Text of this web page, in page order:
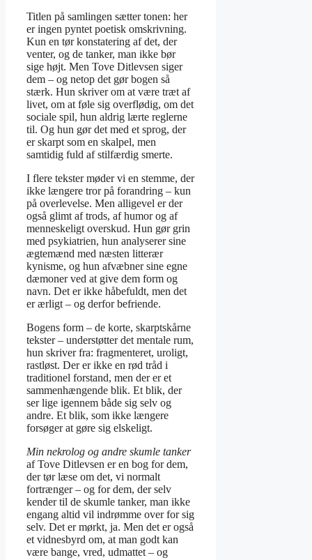
Titlen på samlingen sætter tonen: her
er ingen pyntet poetisk omskrivning.
Kun en tør konstatering af det, der
venter, og de tanker, man ikke bør
sige højt. Men Tove Ditlevsen siger
dem – og netop det gør bogen så
stærk. Hun skriver om at være træt af
livet, om at føle sig overflødig, om det
sociale spil, hun aldrig lærte reglerne
til. Og hun gør det med et sprog, der
er skarpt som en skalpel, men
samtidig fuld af stilfærdig smerte.
I flere tekster møder vi en stemme, der
ikke længere tror på forandring – kun
på overlevelse. Men alligevel er der
også glimt af trods, af humor og af
menneskeligt overskud. Hun gør grin
med psykiatrien, hun analyserer sine
ægtemænd med næsten litterær
kynisme, og hun afvæbner sine egne
dæmoner ved at give dem form og
navn. Det er ikke håbefuldt, men det
er ærligt – og derfor befriende.
Bogens form – de korte, skarptskårne
tekster – understøtter det mentale rum,
hun skriver fra: fragmenteret, uroligt,
rastløst. Der er ikke en rød tråd i
traditionel forstand, men der er et
sammenhængende blik. Et blik, der
ser lige igennem både sig selv og
andre. Et blik, som ikke længere
forsøger at gøre sig elskeligt.
Min nekrolog og andre skumle tanker
af Tove Ditlevsen er en bog for dem,
der tør læse om det, vi normalt
fortrænger – og for dem, der selv
kender til de skumle tanker, man ikke
engang altid vil indrømme over for sig
selv. Det er mørkt, ja. Men det er også
et vidnesbyrd om, at man godt kan
være bange, vred, udmattet – og